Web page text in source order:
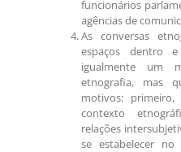
funcionários
agências de
As conversas
espaços dentro
igualmente um
etnografia, mas
motivos: primeiro,
contexto
relações
se estabelecer